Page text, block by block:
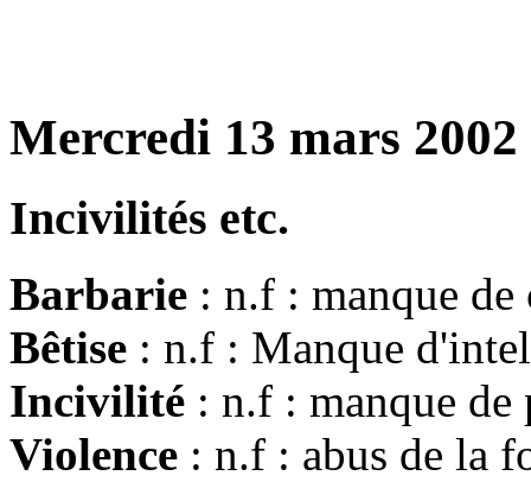
Mercredi 13 mars 2002
Incivilités etc.
Barbarie : n.f : manque
Bêtise : n.f : Manque
Incivilité : n.f : manque de
Violence : n.f : abus de la